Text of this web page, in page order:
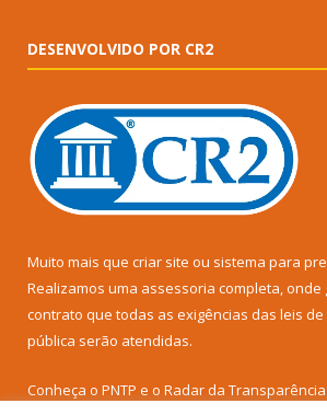
DESENVOLVIDO POR CR2
Muito mais que criar site ou sistema para
Realizamos uma assessoria completa, onde
contrato que todas as exigências das leis
pública serão atendidas.
Conheça o PNTP e o Radar da